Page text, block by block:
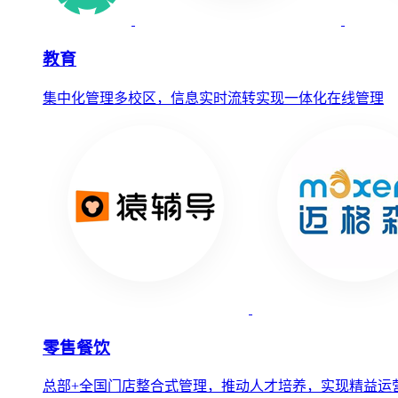
教育
集中化管理多校区，信息实时流转实现一体化在线管理
零售餐饮
总部+全国门店整合式管理，推动人才培养，实现精益运